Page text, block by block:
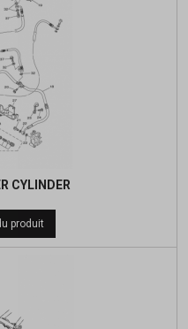
CYLINDER
produit